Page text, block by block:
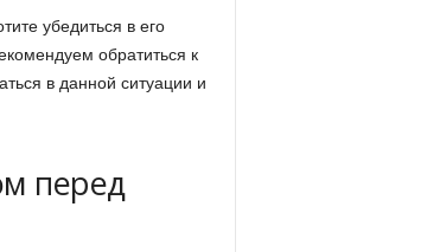
убедиться в его
обратиться к
в данной ситуации и
перед